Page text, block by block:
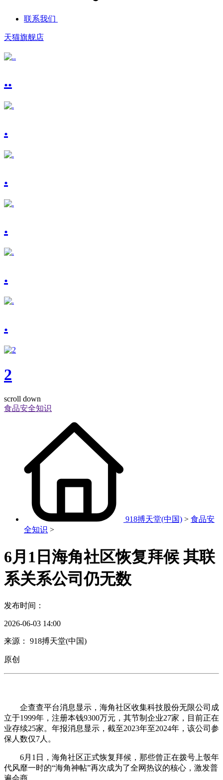
联系我们
天猫旗舰店
..
.
.
.
.
.
2
scroll down
食品安全知识
918搏天堂(中国) > 食品安
全知识 >
6月1日海角社区恢复拜候 其联
系关系公司仍无数
发布时间：
2026-06-03 14:00
来源： 918搏天堂(中国)
原创
企查查平台消息显示，海角社区收集科技股份无限公司成
立于1999年，注册本钱9300万元，其节制企业27家，目前正在
业存续25家。年报消息显示，截至2023年至2024年，该公司参
保人数仅7人。
6月1日，海角社区正式恢复拜候，那些曾正在拨号上彀年
代风靡一时的“海角神帖”再次成为了全网热议的核心，激发普
遍会商。